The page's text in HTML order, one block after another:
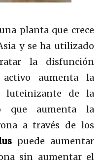
planta que crece
y se ha utilizado
la disfunción
activo aumenta la
luteinizante de la
que aumenta la
a través de los
puede aumentar
sin aumentar el